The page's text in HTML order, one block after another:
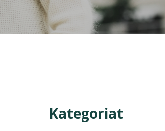
Kategoriat